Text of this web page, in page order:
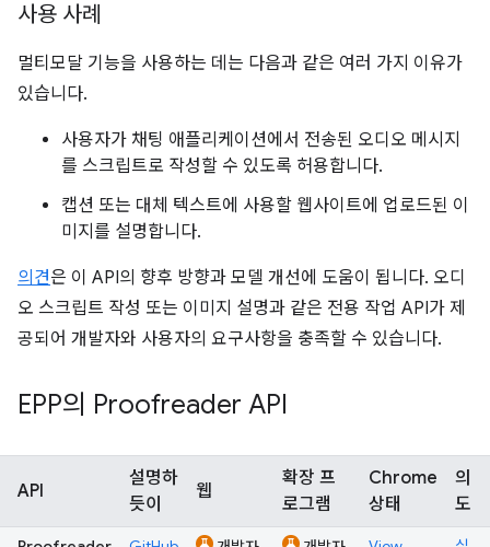
사용 사례
멀티모달 기능을 사용하는 데는 다음과 같은 여러 가지 이유가
있습니다.
사용자가 채팅 애플리케이션에서 전송된 오디오 메시지
를 스크립트로 작성할 수 있도록 허용합니다.
캡션 또는 대체 텍스트에 사용할 웹사이트에 업로드된 이
미지를 설명합니다.
의견은 이 API의 향후 방향과 모델 개선에 도움이 됩니다. 오디
오 스크립트 작성 또는 이미지 설명과 같은 전용 작업 API가 제
공되어 개발자와 사용자의 요구사항을 충족할 수 있습니다.
EPP의 Proofreader API
API
설명하
듯이
웹
확장 프
로그램
Chrome
상태
의
도